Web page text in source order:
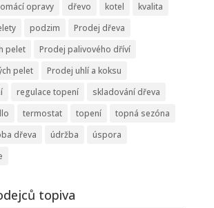
opravy dřevo kotel
kvalita
podzim
Prodej dřeva
pelet
Prodej palivového dříví
pelet
Prodej uhlí a koksu
regulace topení
skladování dřeva
termostat topení
topná sezóna
dřeva údržba
úspora
topiva